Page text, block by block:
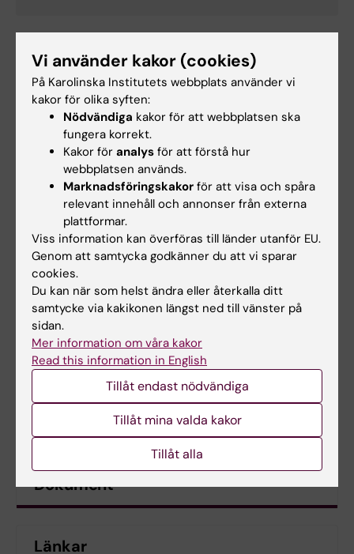
Karta
Dokument
Länkar
Vi använder kakor (cookies)
På Karolinska Institutets webbplats använder vi
kakor för olika syften:
Nödvändiga kakor för att webbplatsen ska
fungera korrekt.
Kakor för analys för att förstå hur
webbplatsen används.
Marknadsföringskakor för att visa och spåra
relevant innehåll och annonser från externa
plattformar.
Viss information kan överföras till länder utanför EU.
Genom att samtycka godkänner du att vi sparar
cookies.
Du kan när som helst ändra eller återkalla ditt
samtycke via kakikonen längst ned till vänster på
sidan.
Mer information om våra kakor
Read this information in English
Tillåt endast nödvändiga
Tillåt mina valda kakor
Tillåt alla